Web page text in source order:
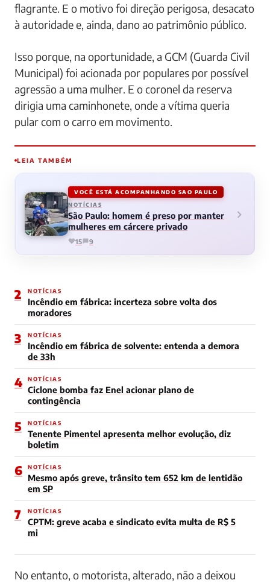
flagrante. E o motivo foi direção perigosa, desacato
à autoridade e, ainda, dano ao patrimônio público.
Isso porque, na oportunidade, a GCM (Guarda Civil
Municipal) foi acionada por populares por possível
agressão a uma mulher. E o coronel da reserva
dirigia uma caminhonete, onde a vítima queria
pular com o carro em movimento.
LEIA TAMBÉM
VOCÊ ESTÁ ACOMPANHANDO SAO PAULO
NOTÍCIAS
São Paulo: homem é preso por manter
mulheres em cárcere privado
15 9
2 NOTÍCIAS
Incêndio em fábrica: incerteza sobre volta dos
moradores
3 NOTÍCIAS
Incêndio em fábrica de solvente: entenda a demora
de 33h
4 NOTÍCIAS
Ciclone bomba faz Enel acionar plano de
contingência
5 NOTÍCIAS
Tenente Pimentel apresenta melhor evolução, diz
boletim
6 NOTÍCIAS
Mesmo após greve, trânsito tem 652 km de lentidão
em SP
7 NOTÍCIAS
CPTM: greve acaba e sindicato evita multa de R$ 5
mi
No entanto, o motorista, alterado, não a deixou